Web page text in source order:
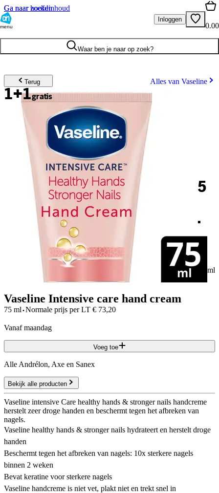
Ga naar hoofdinhoud
Ga naar zoeken
menu
Inloggen
0.00
Waar ben je naar op zoek?
Terug Alles van Vaseline
1+1gratis
5
.
49
75 ml
Vaseline Intensive care hand cream
75 ml·Normale prijs per LT € 73,20
vanaf maandag
Voeg toe
Alle Andrélon, Axe en Sanex
Bekijk alle producten
Vaseline intensive Care healthy hands & stronger nails handcreme
herstelt zeer droge handen en beschermt tegen het afbreken van
nagels.
Vaseline healthy hands & stronger nails hydrateert en herstelt droge
handen
Beschermt tegen het afbreken van nagels: 10x sterkere nagels
binnen 2 weken
Bevat keratine voor sterkere nagels
Vaseline handcreme is niet vet, plakt niet en trekt snel in